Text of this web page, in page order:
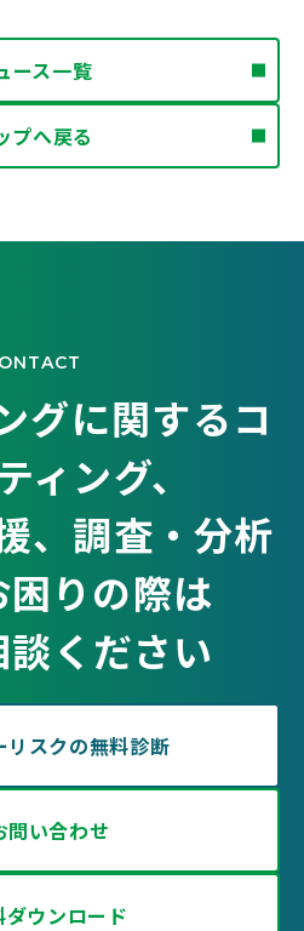
ース一覧
プへ戻る
グに関するコ
ィング、
、調査・分析
りの際は
ください
リスクの無料診断
問い合わせ
ダウンロード